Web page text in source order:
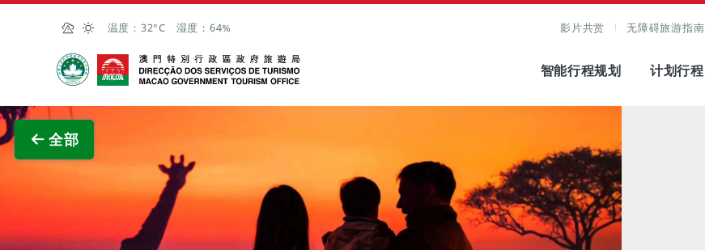
跳至主内容
温度： 32°C 湿度： 64% 影片共赏 无障碍旅游指南
澳门特别行政区政府旅游局
智能行程规划 计划行程
全部